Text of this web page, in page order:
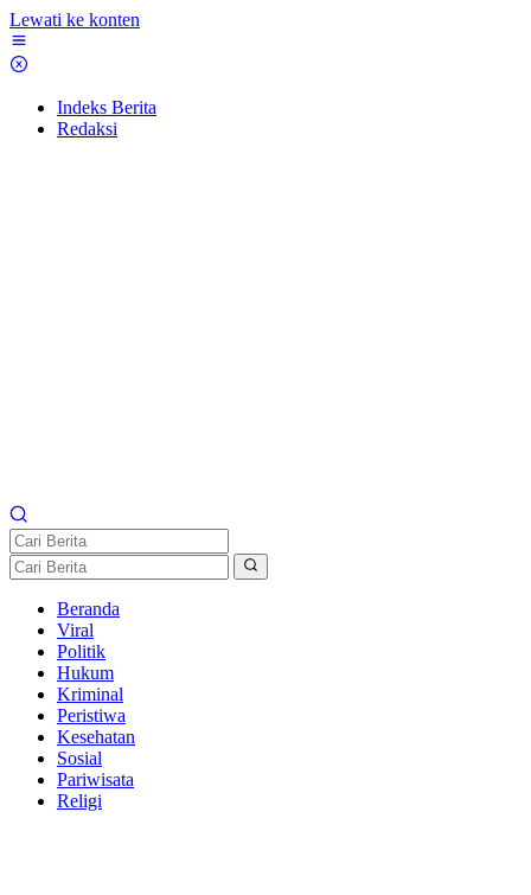
Lewati ke konten
Indeks Berita
Redaksi
Beranda
Viral
Politik
Hukum
Kriminal
Peristiwa
Kesehatan
Sosial
Pariwisata
Religi